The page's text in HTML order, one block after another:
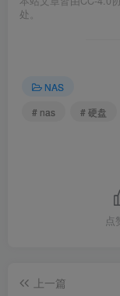
处。
NAS
# nas
# 硬盘
点
上一篇